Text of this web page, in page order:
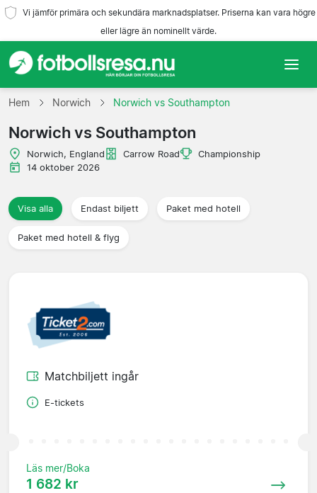
Vi jämför primära och sekundära marknadsplatser. Priserna kan vara högre
eller lägre än nominellt värde.
Hem
Lag
Ligor
Resebyråer
Hem Norwich Norwich vs Southampton
Norwich vs Southampton
Norwich, England Carrow Road
Championship
14 oktober 2026
Visa alla Endast biljett Paket med hotell
Paket med hotell & flyg
Matchbiljett ingår
E-tickets
Läs mer/Boka
1 682 kr